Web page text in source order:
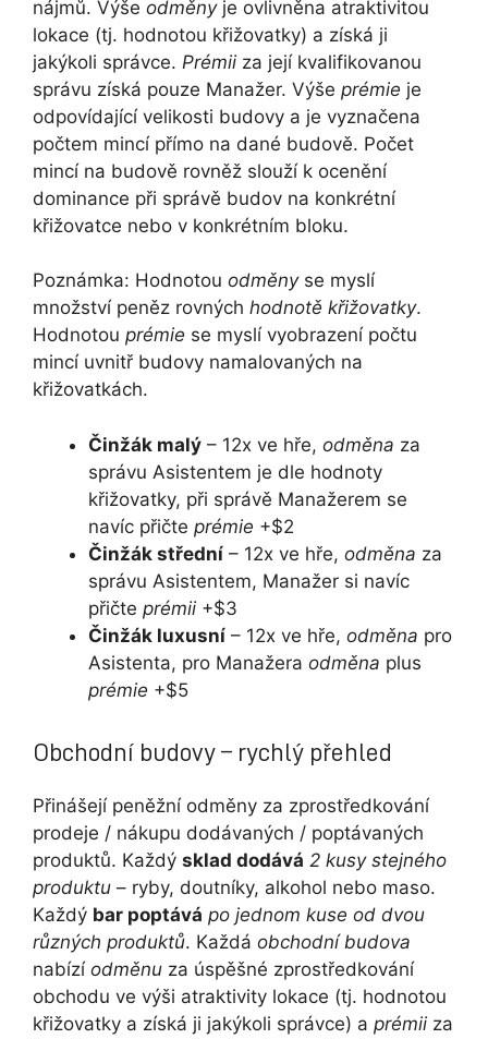
nájmů. Výše odměnyje ovlivněna atraktivitou
lokace (tj. hodnotou křižovatky) a získá ji
jakýkoli správce. Prémii za její kvalifikovanou
správu získá pouze Manažer. Výše prémie je
odpovídající velikosti budovy a je vyznačena
počtem mincí přímo na dané budově. Počet
mincí na budově rovněž slouží k ocenění
dominance při správě budov na konkrétní
křižovatce nebo v konkrétním bloku.
Poznámka: Hodnotou odměnyse myslí
množství peněz rovných hodnotě křižovatky.
Hodnotou prémie se myslí vyobrazení počtu
mincí uvnitř budovy namalovaných na
křižovatkách.
Činžák malý – 12x ve hře, odměna za
správu Asistentem je dle hodnoty
křižovatky, při správě Manažerem se
navíc přičte prémie +$2
Činžák střední – 12x ve hře, odměna za
správu Asistentem, Manažer si navíc
přičte prémii +$3
Činžák luxusní – 12x ve hře, odměna pro
Asistenta, pro Manažera odměna plus
prémie +$5
Obchodní budovy – rychlý přehled
Přinášejí peněžní odměny za zprostředkování
prodeje / nákupu dodávaných / poptávaných
produktů. Každý sklad dodává 2 kusy stejného
produktu – ryby, doutníky, alkohol nebo maso.
Každý bar poptává po jednom kuse od dvou
různých produktů. Každá obchodní budova
nabízí odměnu za úspěšné zprostředkování
obchodu ve výši atraktivity lokace (tj. hodnotou
křižovatky a získá ji jakýkoli správce) a prémii za